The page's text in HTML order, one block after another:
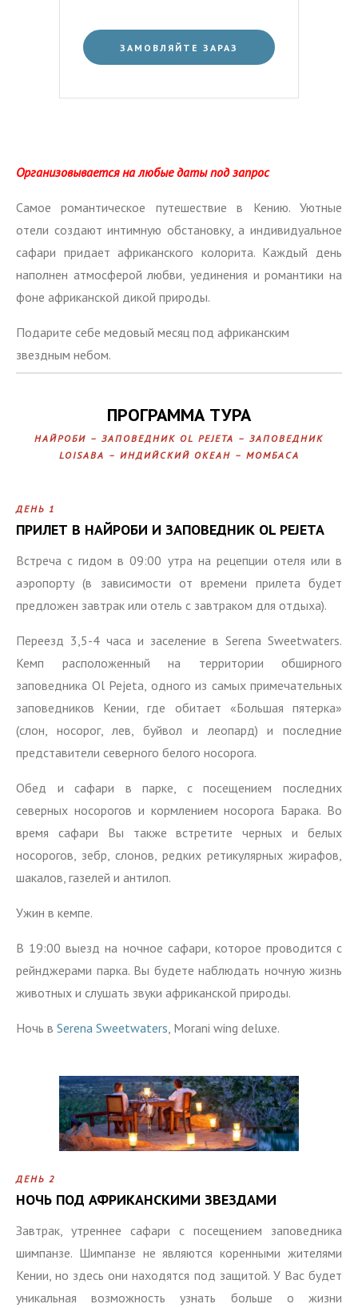
ЗАМОВЛЯЙТЕ ЗАРАЗ
Организовывается на любые даты под запрос
Самое романтическое путешествие в Кению. Уютные
отели создают интимную обстановку, а индивидуальное
сафари придает африканского колорита. Каждый день
наполнен атмосферой любви, уединения и романтики на
фоне африканской дикой природы.
Подарите себе медовый месяц под африканским
звездным небом.
ПРОГРАММА ТУРА
НАЙРОБИ – ЗАПОВЕДНИК OL PEJETA – ЗАПОВЕДНИК
LOISABA – ИНДИЙСКИЙ ОКЕАН – МОМБАСА
ДЕНЬ 1
ПРИЛЕТ В НАЙРОБИ И ЗАПОВЕДНИК OL PEJETA
Встреча с гидом в 09:00 утра на рецепции отеля или в
аэропорту (в зависимости от времени прилета будет
предложен завтрак или отель с завтраком для отдыха).
Переезд 3,5-4 часа и заселение в Serena Sweetwaters.
Кемп расположенный на территории обширного
заповедника Ol Pejeta, одного из самых примечательных
заповедников Кении, где обитает «Большая пятерка»
(слон, носорог, лев, буйвол и леопард) и последние
представители северного белого носорога.
Обед и сафари в парке, с посещением последних
северных носорогов и кормлением носорога Барака. Во
время сафари Вы также встретите черных и белых
носорогов, зебр, слонов, редких ретикулярных жирафов,
шакалов, газелей и антилоп.
Ужин в кемпе.
В 19:00 выезд на ночное сафари, которое проводится с
рейнджерами парка. Вы будете наблюдать ночную жизнь
животных и слушать звуки африканской природы.
Ночь в Serena Sweetwaters, Morani wing deluxe.
ДЕНЬ 2
НОЧЬ ПОД АФРИКАНСКИМИ ЗВЕЗДАМИ
Завтрак, утреннее сафари с посещением заповедника
шимпанзе. Шимпанзе не являются коренными жителями
Кении, но здесь они находятся под защитой. У Вас будет
уникальная возможность узнать больше о жизни